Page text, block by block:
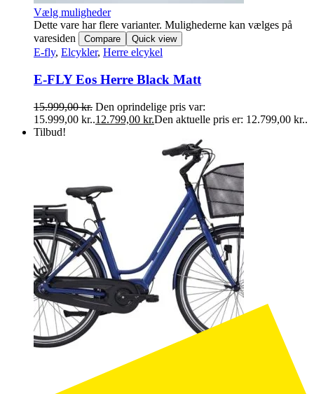
Vælg muligheder
Dette vare har flere varianter. Mulighederne kan vælges på
varesiden
Compare Quick view
E-fly, Elcykler, Herre elcykel
E-FLY Eos Herre Black Matt
15.999,00kr. Den oprindelige pris var:
15.999,00 kr..12.799,00 kr.Den aktuelle pris er: 12.799,00 kr..
Tilbud!